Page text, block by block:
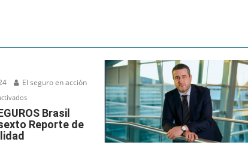
El seguro en acción
en
SANCOR
SEGUROS
Brasil
Reporte de